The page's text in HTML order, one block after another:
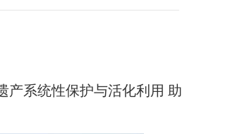
产系统性保护与活化利用 助